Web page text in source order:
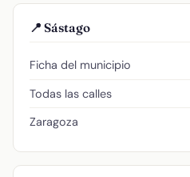
📍 Sástago
Ficha del municipio
Todas las calles
Zaragoza